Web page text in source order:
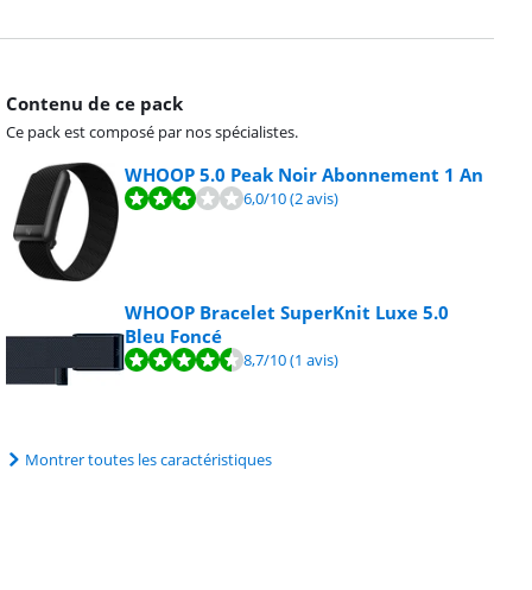
Contenu de ce pack
Ce pack est composé par nos spécialistes.
WHOOP 5.0 Peak Noir Abonnement 1 An
6,0/10(2 avis)
WHOOP Bracelet SuperKnit Luxe 5.0
Bleu Foncé
8,7/10(1 avis)
Montrer toutes les caractéristiques